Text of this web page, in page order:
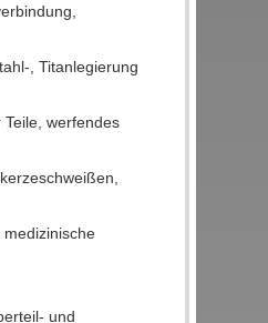
, Titanlegierung
werfendes
und